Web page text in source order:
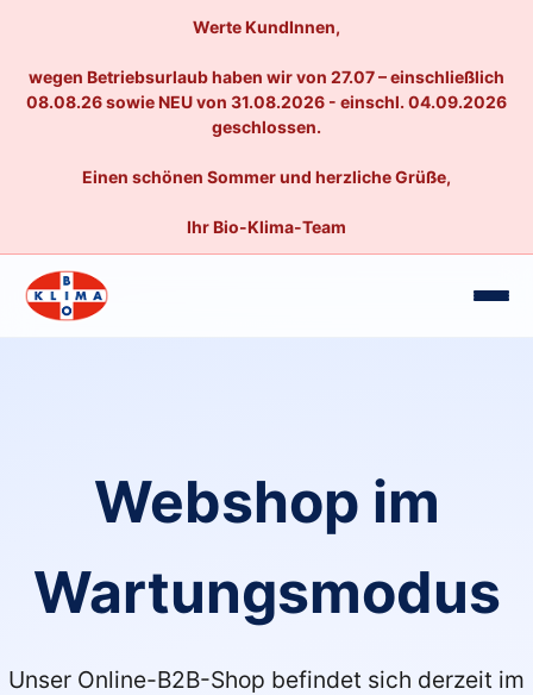
Werte KundInnen,
wegen Betriebsurlaub haben wir von 27.07 – einschließlich
08.08.26 sowie NEU von 31.08.2026 - einschl. 04.09.2026
geschlossen.
Einen schönen Sommer und herzliche Grüße,
Ihr Bio-Klima-Team
Webshop im
Wartungsmodus
Unser Online-B2B-Shop befindet sich derzeit im